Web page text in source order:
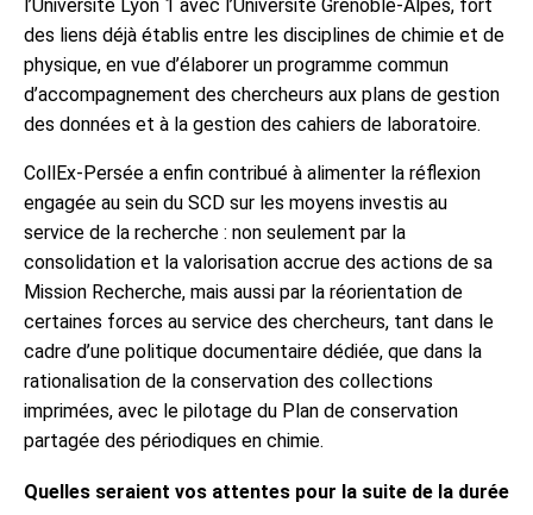
l’Université Lyon 1 avec l’Université Grenoble-Alpes, fort
des liens déjà établis entre les disciplines de chimie et de
physique, en vue d’élaborer un programme commun
d’accompagnement des chercheurs aux plans de gestion
des données et à la gestion des cahiers de laboratoire.
CollEx-Persée a enfin contribué à alimenter la réflexion
engagée au sein du SCD sur les moyens investis au
service de la recherche : non seulement par la
consolidation et la valorisation accrue des actions de sa
Mission Recherche, mais aussi par la réorientation de
certaines forces au service des chercheurs, tant dans le
cadre d’une politique documentaire dédiée, que dans la
rationalisation de la conservation des collections
imprimées, avec le pilotage du Plan de conservation
partagée des périodiques en chimie.
Quelles seraient vos attentes pour la suite de la durée